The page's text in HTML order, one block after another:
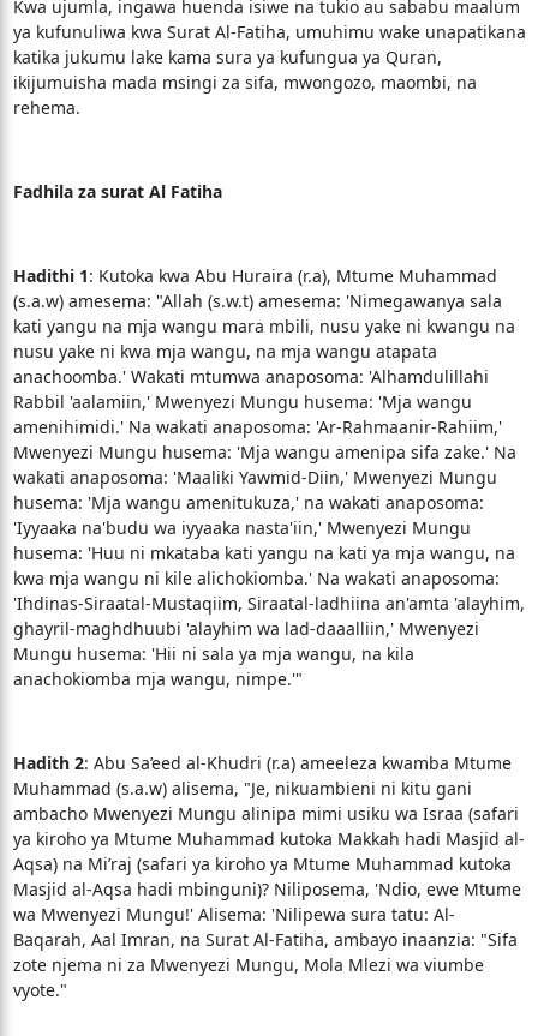
Kwa ujumla, ingawa huenda isiwe na tukio au sababu maalum
ya kufunuliwa kwa Surat Al-Fatiha, umuhimu wake unapatikana
katika jukumu lake kama sura ya kufungua ya Quran,
ikijumuisha mada msingi za sifa, mwongozo, maombi, na
rehema.
Fadhila za surat Al Fatiha
Hadithi 1: Kutoka kwa Abu Huraira (r.a), Mtume Muhammad
(s.a.w) amesema: "Allah (s.w.t) amesema: 'Nimegawanya sala
kati yangu na mja wangu mara mbili, nusu yake ni kwangu na
nusu yake ni kwa mja wangu, na mja wangu atapata
anachoomba.' Wakati mtumwa anaposoma: 'Alhamdulillahi
Rabbil 'aalamiin,' Mwenyezi Mungu husema: 'Mja wangu
amenihimidi.' Na wakati anaposoma: 'Ar-Rahmaanir-Rahiim,'
Mwenyezi Mungu husema: 'Mja wangu amenipa sifa zake.' Na
wakati anaposoma: 'Maaliki Yawmid-Diin,' Mwenyezi Mungu
husema: 'Mja wangu amenitukuza,' na wakati anaposoma:
'Iyyaaka na'budu wa iyyaaka nasta'iin,' Mwenyezi Mungu
husema: 'Huu ni mkataba kati yangu na kati ya mja wangu, na
kwa mja wangu ni kile alichokiomba.' Na wakati anaposoma:
'Ihdinas-Siraatal-Mustaqiim, Siraatal-ladhiina an'amta 'alayhim,
ghayril-maghdhuubi 'alayhim wa lad-daaalliin,' Mwenyezi
Mungu husema: 'Hii ni sala ya mja wangu, na kila
anachokiomba mja wangu, nimpe.'"
Hadith 2: Abu Sa’eed al-Khudri (r.a) ameeleza kwamba Mtume
Muhammad (s.a.w) alisema, "Je, nikuambieni ni kitu gani
ambacho Mwenyezi Mungu alinipa mimi usiku wa Israa (safari
ya kiroho ya Mtume Muhammad kutoka Makkah hadi Masjid al-
Aqsa) na Mi’raj (safari ya kiroho ya Mtume Muhammad kutoka
Masjid al-Aqsa hadi mbinguni)? Niliposema, 'Ndio, ewe Mtume
wa Mwenyezi Mungu!' Alisema: 'Nilipewa sura tatu: Al-
Baqarah, Aal Imran, na Surat Al-Fatiha, ambayo inaanzia: "Sifa
zote njema ni za Mwenyezi Mungu, Mola Mlezi wa viumbe
vyote."